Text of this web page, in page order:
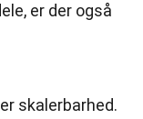
er der også
skalerbarhed.